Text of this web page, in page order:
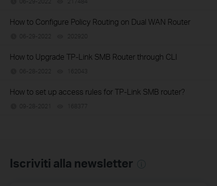
How to Configure Policy Routing on Dual WAN Router
06-29-2022 202920
How to Upgrade TP-Link SMB Router through CLI
06-28-2022 162043
How to set up access rules for TP-Link SMB router?
09-28-2021 168377
Iscriviti alla newsletter